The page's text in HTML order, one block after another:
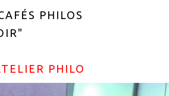
PHILOS
PHILO